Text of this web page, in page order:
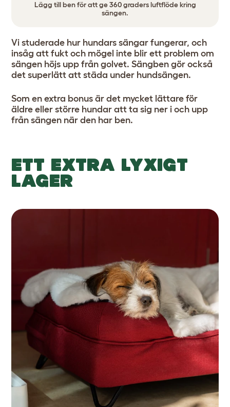
Lägg till ben för att ge 360 graders luftflöde kring
sängen.
Vi studerade hur hundars sängar fungerar, och
insåg att fukt och mögel inte blir ett problem om
sängen höjs upp från golvet. Sängben gör också
det superlätt att städa under hundsängen.
Som en extra bonus är det mycket lättare för
äldre eller större hundar att ta sig ner i och upp
från sängen när den har ben.
ETT EXTRA LYXIGT
LAGER